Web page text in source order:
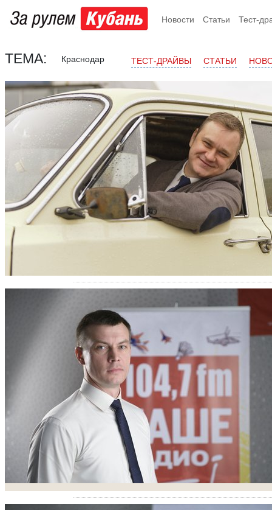
Новости Статьи Тест-
ТЕМА: Краснодар ТЕСТ-ДРАЙВЫ СТАТЬИ